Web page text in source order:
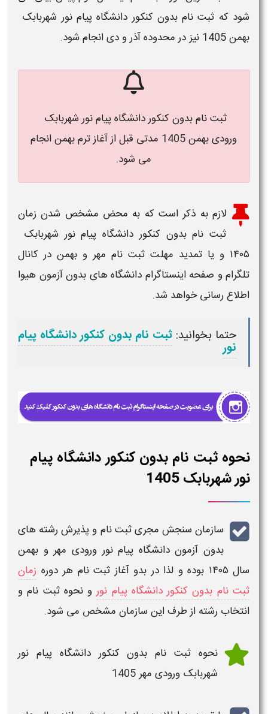
شود که ثبت نام بدون کنکور دانشگاه پیام نور شهربابک ​
بهمن 1405
نیز در محدوده آذر و دی انجام شود.
ثبت نام بدون کنکور دانشگاه پیام نور شهربابک ​
ورودی بهمن 1405
مدتی قبل از آغاز ترم بهمن انجام
می شود.
لازم به ذکر است که به محض مشخص شدن زمان
ثبت نام بدون کنکور دانشگاه پیام نور
۱۴۰۵ و یا تمدید مهلت ثبت نام مهر و بهمن در کانال
تلگرام و صفحه اینستاگرام دانشگاه های بدون آزمون هیوا
اطلاع رسانی خواهد شد.
حتما بخوانید: ثبت نام بدون کنکور دانشگاه پیام
نور
نحوه ثبت نام بدون کنکور دانشگاه پیام
نور شهربابک ​1405
سازمان سنجش مجریثبت نام و پذیرش رشته های
بدون آزمون دانشگاه پیام نور ورودی مهر و بهمن
سال ۱۴۰۵
بوده و لذا در بدو آغازثبت نام هر دوره زمان
ثبت نام بدون کنکور دانشگاه پیام نورونحوه ثبت نام و
انتخاب رشته از طرف این سازمان مشخص می شود.
نحوه ثبت نام بدون کنکور دانشگاه پیام نور
شهربابک ​ ورودی مهر 1405